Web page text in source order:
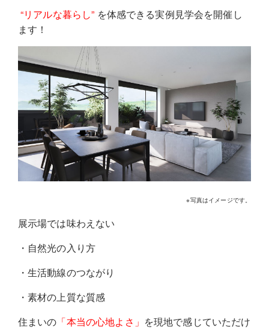
“リアルな暮らし” を体感できる実例見学会を開催し
ます！
※写真はイメージです。
展示場では味わえない
・自然光の入り方
・生活動線のつながり
・素材の上質な質感
住まいの 「本当の心地よさ」 を現地で感じていただけ